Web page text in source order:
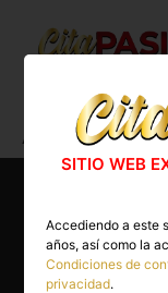
Cita
Alicante capital>
SITIO WEB
Accediendo a este
años, así como la
Condiciones de
privacidad.